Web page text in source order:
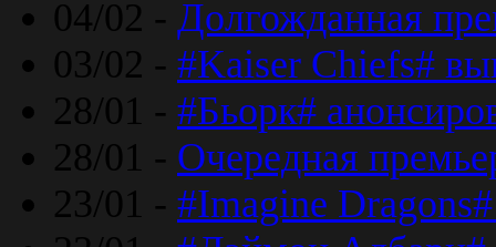
04/02 - Долгожданная
03/02 - #Kaiser Chiefs#
28/01 - #Бьорк#
28/01 - Очередная
23/01 - #Imagine